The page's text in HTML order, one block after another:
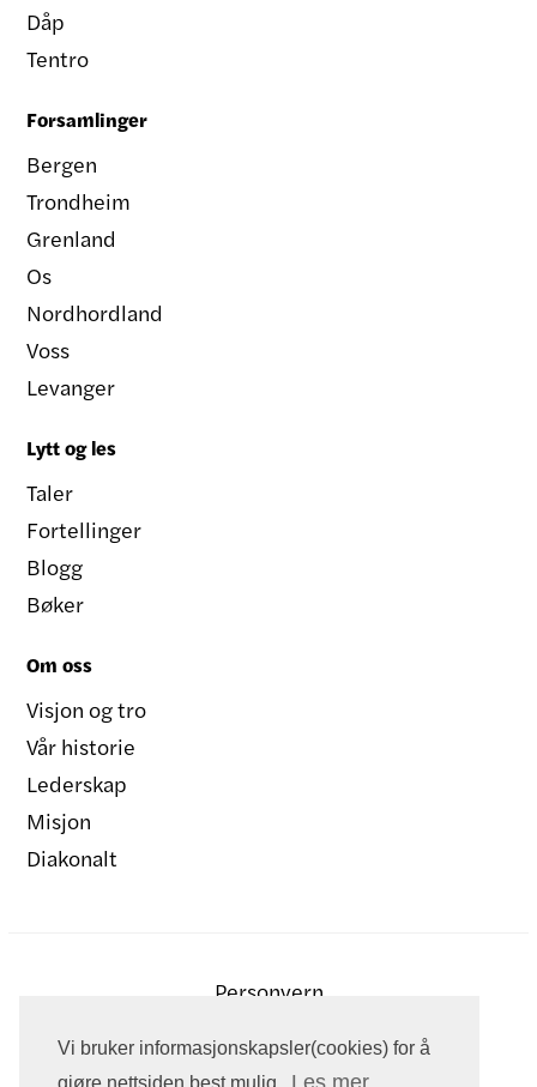
Vi bruker informasjonskapsler(cookies) for å
gjøre nettsiden best mulig.
Les mer
Dåp
Tentro
Forsamlinger
Bergen
Trondheim
Grenland
Os
Nordhordland
Voss
Levanger
Lytt og les
Taler
Fortellinger
Blogg
Bøker
Om oss
Visjon og tro
Vår historie
Lederskap
Misjon
Diakonalt
Personvern